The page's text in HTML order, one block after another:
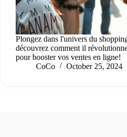
Plongez dans l'univers du
découvrez comment il
pour booster vos ventes en ligne!
CoCo
October 25, 2024